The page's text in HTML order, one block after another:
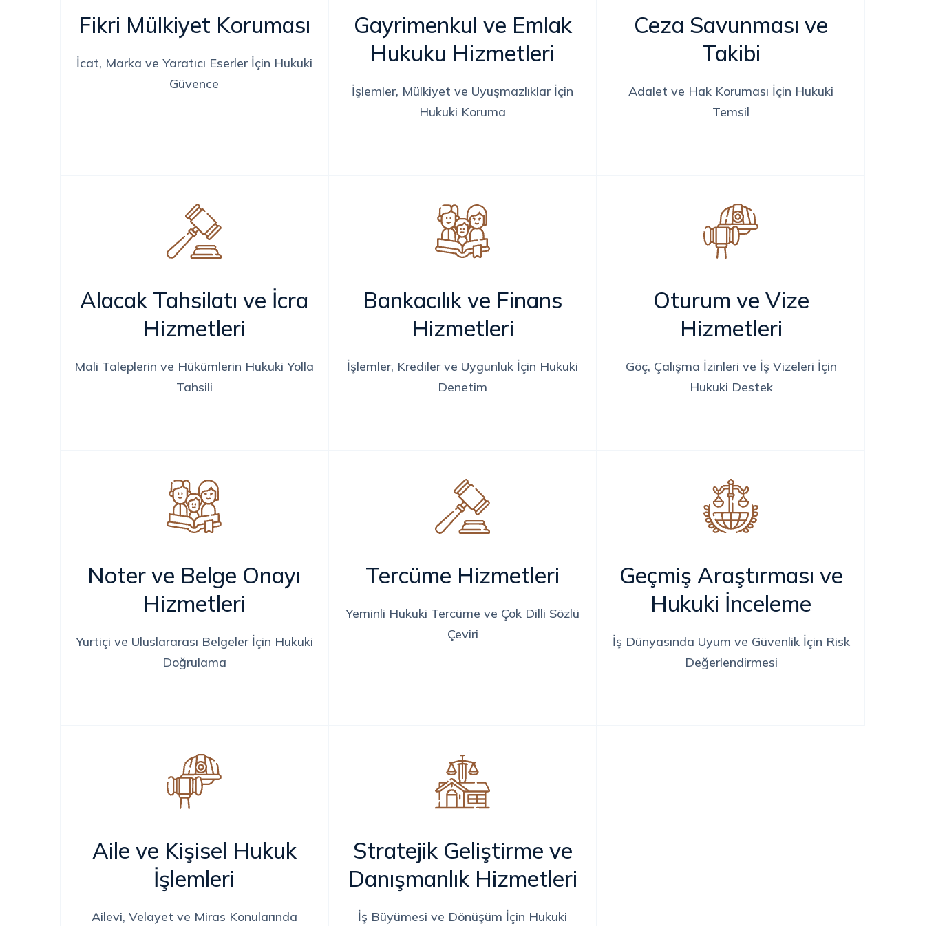
Fikri Mülkiyet Koruması
İcat, Marka ve Yaratıcı Eserler İçin Hukuki
Güvence
Gayrimenkul ve Emlak
Hukuku Hizmetleri
İşlemler, Mülkiyet ve Uyuşmazlıklar İçin
Hukuki Koruma
Ceza Savunması ve
Takibi
Adalet ve Hak Koruması İçin Hukuki
Temsil
Alacak Tahsilatı ve İcra
Hizmetleri
Mali Taleplerin ve Hükümlerin Hukuki Yolla
Tahsili
Bankacılık ve Finans
Hizmetleri
İşlemler, Krediler ve Uygunluk İçin Hukuki
Denetim
Oturum ve Vize
Hizmetleri
Göç, Çalışma İzinleri ve İş Vizeleri İçin
Hukuki Destek
Noter ve Belge Onayı
Hizmetleri
Yurtiçi ve Uluslararası Belgeler İçin Hukuki
Doğrulama
Tercüme Hizmetleri
Yeminli Hukuki Tercüme ve Çok Dilli Sözlü
Çeviri
Geçmiş Araştırması ve
Hukuki İnceleme
İş Dünyasında Uyum ve Güvenlik İçin Risk
Değerlendirmesi
Aile ve Kişisel Hukuk
İşlemleri
Ailevi, Velayet ve Miras Konularında
Stratejik Geliştirme ve
Danışmanlık Hizmetleri
İş Büyümesi ve Dönüşüm İçin Hukuki